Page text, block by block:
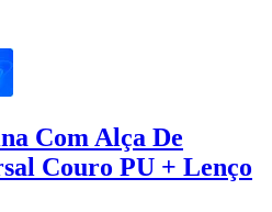
Com Alça De
Couro PU + Lenço